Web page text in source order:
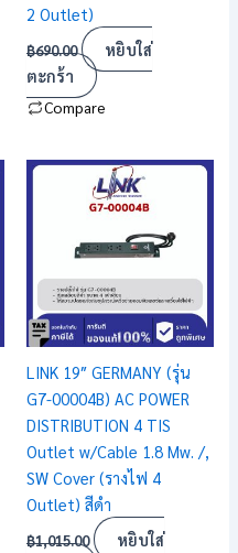
2 Outlet)
฿690.00
หยิบใส่
ตะกร้า
Compare
LINK 19″ GERMANY (รุ่น
G7-00004B) AC POWER
DISTRIBUTION 4 TIS
Outlet w/Cable 1.8 Mw. /,
SW Cover (รางไฟ 4
Outlet) สีดำ
฿1,015.00
หยิบใส่